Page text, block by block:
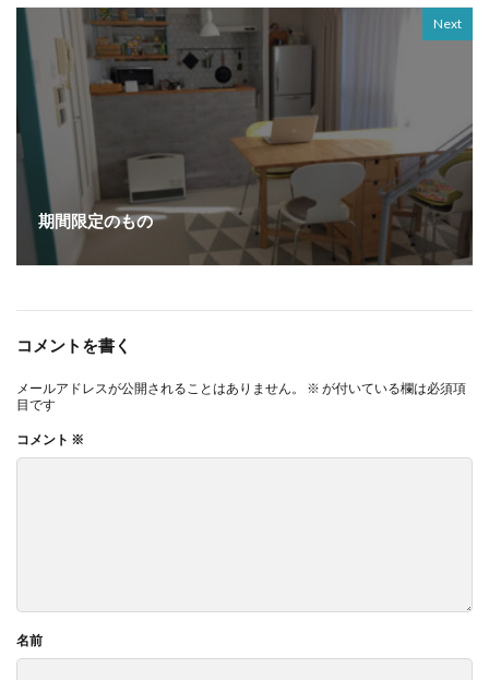
Next
期間限定のもの
コメントを書く
メールアドレスが公開されることはありません。 ※ が付いている欄は必須項
目です
コメント ※
名前